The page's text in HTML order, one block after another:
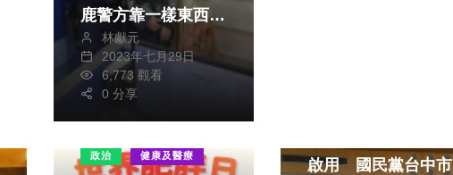
鹿警方靠一樣東西快
速聯繫到家屬接她返
家
林獻元
2023年七月29日
6,773 觀看
0 分享
政治 健康及醫療
啟用 國民黨台中市